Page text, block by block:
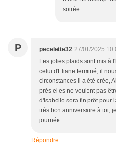
soirée
P pecelette32 27/01/2025
Les jolies plaids sont mis à
celui d'Eliane terminé, il
circonstances il a été crée,
près elles ne veulent pas
d'Isabelle sera fin prêt pour
très bon anniversaire à toi,
journée.
Répondre